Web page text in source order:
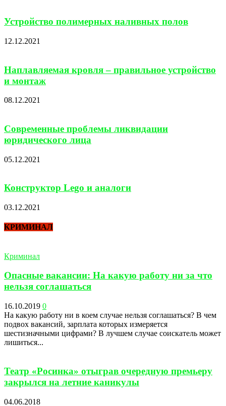
Устройство полимерных наливных полов
12.12.2021
Наплавляемая кровля – правильное устройство
и монтаж
08.12.2021
Современные проблемы ликвидации
юридического лица
05.12.2021
Конструктор Lego и аналоги
03.12.2021
КРИМИНАЛ
Криминал
Опасные вакансии: На какую работу ни за что
нельзя соглашаться
16.10.2019 0
На какую работу ни в коем случае нельзя соглашаться? В чем
подвох вакансий, зарплата которых измеряется
шестизначными цифрами? В лучшем случае соискатель может
лишиться...
Театр «Росинка» отыграв очередную премьеру
закрылся на летние каникулы
04.06.2018